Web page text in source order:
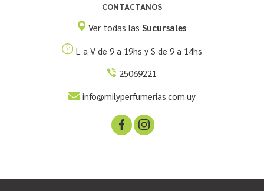
CONTACTANOS
Ver todas las Sucursales
L a V de 9 a 19hs y S de 9 a 14hs
25069221
info@milyperfumerias.com.uy